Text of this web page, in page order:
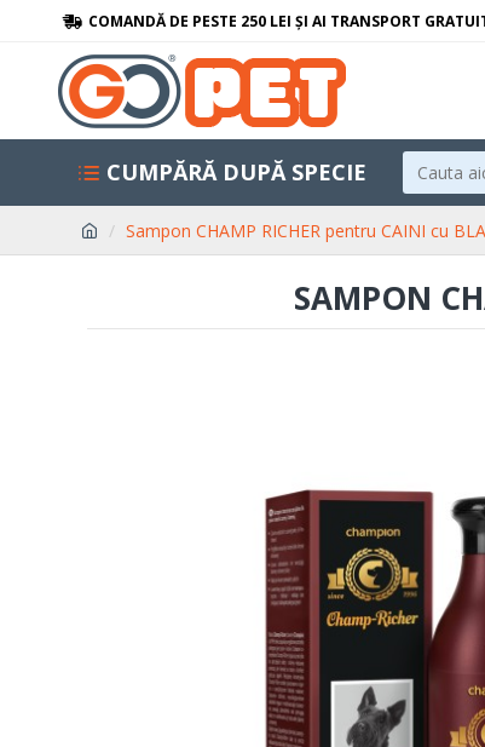
COMANDĂ DE PESTE 250 LEI ȘI AI TRANSPORT
CUMPĂRĂ DUPĂ SPECIE
Sampon CHAMP RICHER pentru CAINI cu
SAMPON